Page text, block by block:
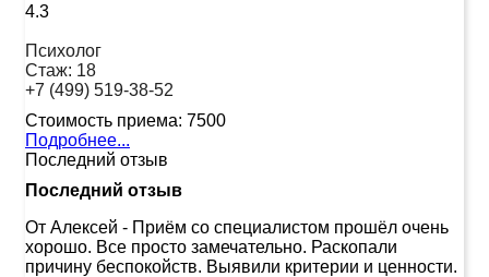
4.3
Психолог
Стаж: 18
+7 (499) 519-38-52
Стоимость приема: 7500
Подробнее...
Последний отзыв
Последний отзыв
От Алексей - Приём со специалистом прошёл очень
хорошо. Все просто замечательно. Раскопали
причину беспокойств. Выявили критерии и ценности.